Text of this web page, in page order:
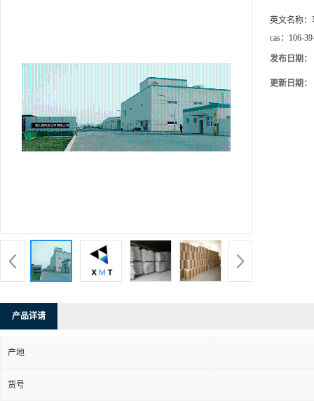
英文名称：
cas： 106-
发布日期：
更新日期：
产品详请
产地
货号